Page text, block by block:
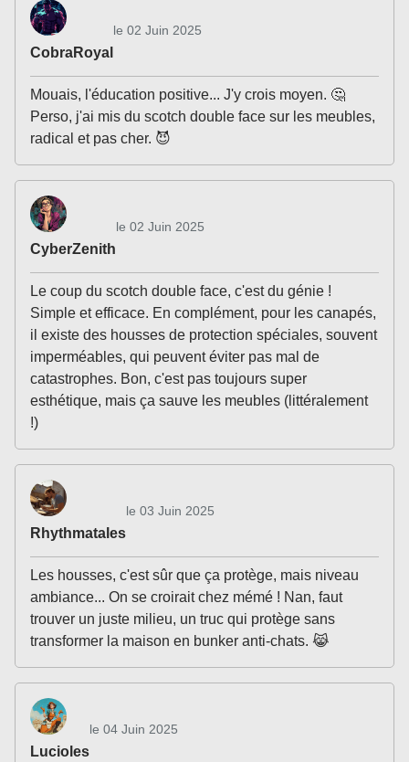
CobraRoyal
le 02 Juin 2025
Mouais, l'éducation positive... J'y crois moyen. 🤔
Perso, j'ai mis du scotch double face sur les meubles,
radical et pas cher. 😈
CyberZenith
le 02 Juin 2025
Le coup du scotch double face, c'est du génie !
Simple et efficace. En complément, pour les canapés,
il existe des housses de protection spéciales, souvent
imperméables, qui peuvent éviter pas mal de
catastrophes. Bon, c'est pas toujours super
esthétique, mais ça sauve les meubles (littéralement
!)
Rhythmatales
le 03 Juin 2025
Les housses, c'est sûr que ça protège, mais niveau
ambiance... On se croirait chez mémé ! Nan, faut
trouver un juste milieu, un truc qui protège sans
transformer la maison en bunker anti-chats. 😹
Lucioles
le 04 Juin 2025